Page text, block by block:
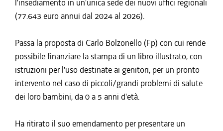
l'insediamento in un'unica sede dei nuovi uffici regionali
(77.643 euro annui dal 2024 al 2026).
Passa la proposta di Carlo Bolzonello (Fp) con cui rende
possibile finanziare la stampa di un libro illustrato, con
istruzioni per l'uso destinate ai genitori, per un pronto
intervento nel caso di piccoli/grandi problemi di salute
dei loro bambini, da 0 a 5 anni d'età.
Ha ritirato il suo emendamento per presentare un